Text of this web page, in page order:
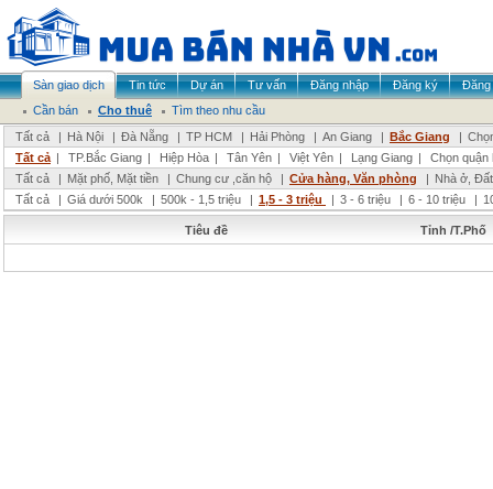
Sàn giao dịch Tin tức Dự án Tư vấn Đăng nhập Đăng ký
Đăng
Cần bán
Cho thuê
Tìm theo nhu cầu
Tất cả
| Hà Nội | Đà Nẵng | TP HCM | Hải Phòng | An Giang | Bắc Giang |
Tất cả | TP.Bắc Giang | Hiệp Hòa | Tân Yên | Việt Yên | Lạng Giang |
Chọn quận
Tất cả
| Mặt phố, Mặt tiền | Chung cư ,căn hộ | Cửa hàng, Văn phòng | Nhà ở,
Tất cả
| Giá dưới 500k | 500k - 1,5 triệu | 1,5 - 3 triệu | 3 - 6 triệu | 6 - 10 triệu |
Tiêu đề Tỉnh /T.Phố